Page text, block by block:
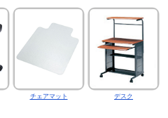
チェアマット デスク